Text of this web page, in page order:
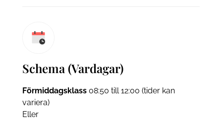
Schema (Vardagar)
Förmiddagsklass08:50 till 12:00 (tider kan
variera)
Eller